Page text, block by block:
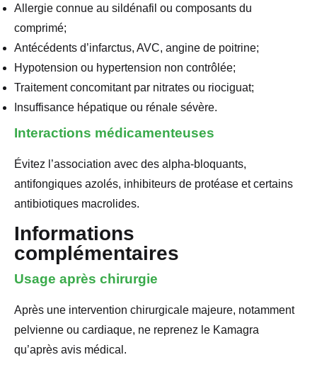
Allergie connue au sildénafil ou composants du
comprimé;
Antécédents d’infarctus, AVC, angine de poitrine;
Hypotension ou hypertension non contrôlée;
Traitement concomitant par nitrates ou riociguat;
Insuffisance hépatique ou rénale sévère.
Interactions médicamenteuses
Évitez l’association avec des alpha-bloquants,
antifongiques azolés, inhibiteurs de protéase et certains
antibiotiques macrolides.
Informations
complémentaires
Usage après chirurgie
Après une intervention chirurgicale majeure, notamment
pelvienne ou cardiaque, ne reprenez le Kamagra
qu’après avis médical.